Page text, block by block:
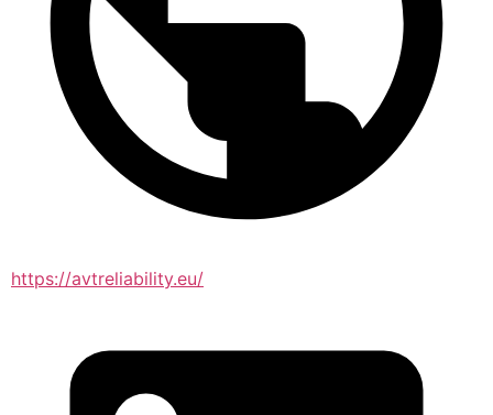
https://avtreliability.eu/